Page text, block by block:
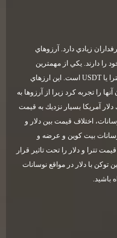
زيادي دارد. آرزوهاي
را دارند. يكي از مهمترين
يا USDT است. اين ارزهاي
را تجربه كرد زيرا از آرزوها به
آمريكا بسيار نزديك به قيمت
اختلاف قيمت بين دلار و
بيت كوين و عرضه و
تترا و دلار را تحت تاثير قرار
توكن با دلار در مواقع نوسانات
باشيد.